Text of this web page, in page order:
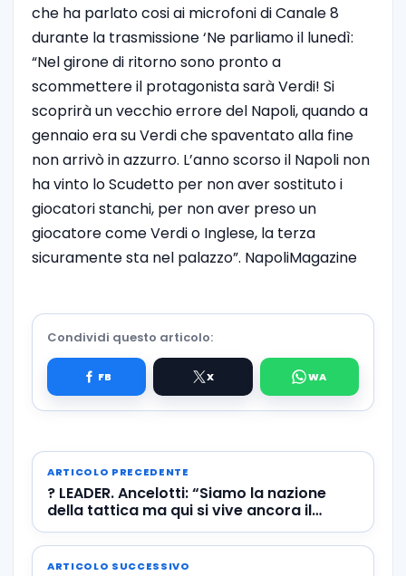
che ha parlato cosi ai microfoni di Canale 8
durante la trasmissione ‘Ne parliamo il lunedì:
“Nel girone di ritorno sono pronto a
scommettere il protagonista sarà Verdi! Si
scoprirà un vecchio errore del Napoli, quando a
gennaio era su Verdi che spaventato alla fine
non arrivò in azzurro. L’anno scorso il Napoli non
ha vinto lo Scudetto per non aver sostituto i
giocatori stanchi, per non aver preso un
giocatore come Verdi o Inglese, la terza
sicuramente sta nel palazzo”. NapoliMagazine
Condividi questo articolo:
ARTICOLO PRECEDENTE
? LEADER. Ancelotti: “Siamo la nazione
della tattica ma qui si vive ancora il
calcio come una battaglia”
ARTICOLO SUCCESSIVO